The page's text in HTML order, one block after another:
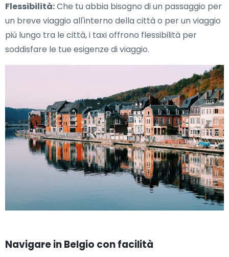
Flessibilità:Che tu abbia bisogno di un passaggio per
un breve viaggio all'interno della città o per un viaggio
più lungo tra le città, i taxi offrono flessibilità per
soddisfare le tue esigenze di viaggio.
Navigare in Belgio con facilità